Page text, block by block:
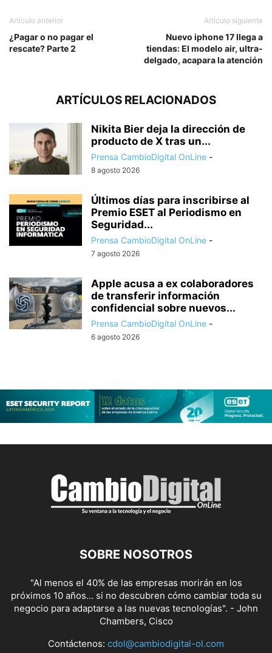
Artículo anterior
¿Pagar o no pagar el
rescate? Parte 2
Artículo siguiente
Nuevo iphone 17 llega a
tiendas: El modelo air, ultra-
delgado, acapara la atención
ARTÍCULOS RELACIONADOS
Nikita Bier deja la dirección de
producto de X tras un...
Prensa CambioDigital OnLine -
8 agosto 2026
Últimos días para inscribirse al
Premio ESET al Periodismo en
Seguridad...
Prensa CambioDigital OnLine -
7 agosto 2026
Apple acusa a ex colaboradores
de transferir información
confidencial sobre nuevos...
Prensa CambioDigital OnLine -
6 agosto 2026
SOBRE NOSOTROS
"Al menos el 40% de las empresas morirán en los
próximos 10 años... si no descubren cómo cambiar toda su
negocio para adaptarse a las nuevas tecnologías". - John
Chambers, Cisco
Contáctenos: cdol@cambiodigital-ol.com